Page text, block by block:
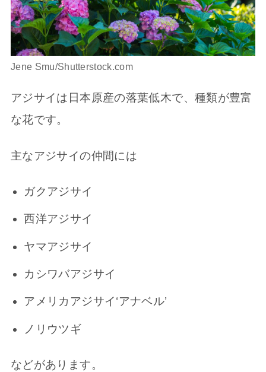
Jene Smu/Shutterstock.com
アジサイは日本原産の落葉低木で、種類が豊富
な花です。
主なアジサイの仲間には
ガクアジサイ
西洋アジサイ
ヤマアジサイ
カシワバアジサイ
アメリカアジサイ‘アナベル’
ノリウツギ
などがあります。